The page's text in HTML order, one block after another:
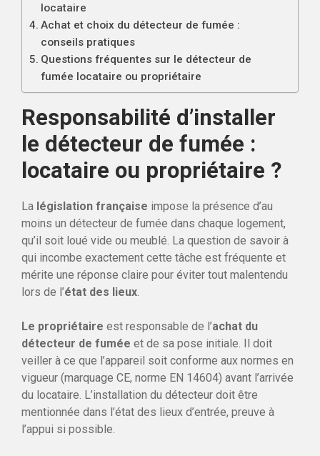
locataire
Achat et choix du détecteur de fumée :
conseils pratiques
Questions fréquentes sur le détecteur de
fumée locataire ou propriétaire
Responsabilité d’installer
le détecteur de fumée :
locataire ou propriétaire ?
La législation française impose la présence d’au
moins un détecteur de fumée dans chaque logement,
qu’il soit loué vide ou meublé. La question de savoir à
qui incombe exactement cette tâche est fréquente et
mérite une réponse claire pour éviter tout malentendu
lors de l’état des lieux.
Le propriétaire est responsable de l’achat du
détecteur de fumée et de sa pose initiale. Il doit
veiller à ce que l’appareil soit conforme aux normes en
vigueur (marquage CE, norme EN 14604) avant l’arrivée
du locataire. L’installation du détecteur doit être
mentionnée dans l’état des lieux d’entrée, preuve à
l’appui si possible.